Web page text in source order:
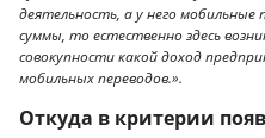
деятельность, а у него
суммы, то естественно здесь
совокупности какой доход
мобильных переводов.».
Откуда в критерии